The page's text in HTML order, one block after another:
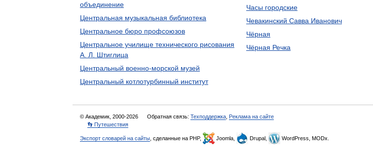
объединение
Центральная музыкальная библиотека
Центральное бюро профсоюзов
Центральное училище технического рисования
А. Л. Штиглица
Центральный военно-морской музей
Центральный котлотурбинный институт
Часы городские
Чевакинский Савва Иванович
Чёрная
Чёрная Речка
© Академик, 2000-2026 Обратная связь: Техподдержка Реклама на сайте
👣 Путешествия
Экспорт словарей на сайты , сделанные на PHP, Joomla, Drupal, WordPress, MODx.